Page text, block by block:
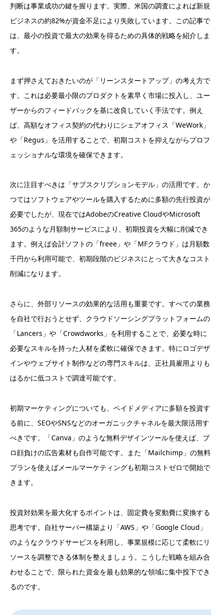
判断は事業成功の鍵を握ります。実際、米国の調査によれば新規
ビジネスの約82%が資金不足により失敗しています。この記事で
は、最小の投資で最大の効果を得るための具体的戦略を紹介しま
す。
まず押さえておきたいのが「リーンスタートアップ」の考え方で
す。これは必要最小限のプロダクトを素早く市場に投入し、ユー
ザーからのフィードバックを基に改良していく手法です。例え
ば、高額なオフィス契約の代わりにシェアオフィス「WeWork」
や「Regus」を活用することで、初期コストを抑えながらプロフ
ェッショナルな環境を確保できます。
次に注目すべきは「サブスクリプションモデル」の活用です。か
つてはソフトウェアやツールを購入するために多額の先行投資が
必要でしたが、現在ではAdobeのCreative CloudやMicrosoft
365のような月額制サービスにより、初期投資を大幅に削減でき
ます。例えば会計ソフトの「freee」や「MFクラウド」は月額数
千円から利用可能で、初期段階のビジネスにとって大きなコスト
削減になります。
さらに、外部リソースの効果的な活用も重要です。すべての業務
を自社で行おうとせず、クラウドソーシングプラットフォームの
「Lancers」や「Crowdworks」を利用することで、必要な時に
必要なスキルを持った人材を柔軟に確保できます。特にロゴデザ
インやウェブサイト制作などの専門スキルは、正社員雇用よりも
はるかに低コストで調達可能です。
初期マーケティングについても、ペイドメディアに多額を投資す
る前に、SEOやSNSなどのオーガニックチャネルを最大限活用す
べきです。「Canva」のような無料デザインツールを使えば、プ
ロ顔負けの広告素材も自作可能です。また「Mailchimp」の無料
プランを使えばメールマーケティングも初期コストゼロで開始で
きます。
投資対効果を最大化するポイントは、固定費を変動費に変換する
思考です。自社サーバー構築より「AWS」や「Google Cloud」
のようなクラウドサービスを利用し、事業規模に応じて柔軟にリ
ソースを調整できる体制を整えましょう。こうした戦略を組み合
わせることで、限られた資金を最も効果的な領域に集中投下でき
るのです。